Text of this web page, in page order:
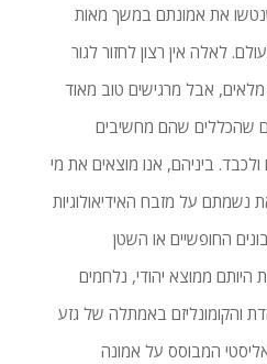
את אמונתם במשך מאות
לאלה אין רצון לחזור לגור
מלאים, אבל מרגישים טוב מאוד
שהכללים שהם מחשיבים
ביניהם, אנו מוצאים את מי
נשמתם על מזבח האידיאולוגיות
החופשיים או השטן
ממוצא יהודי, נלחמים
והקומונליזם באמתלה של גזע
המבוסס על אמונה